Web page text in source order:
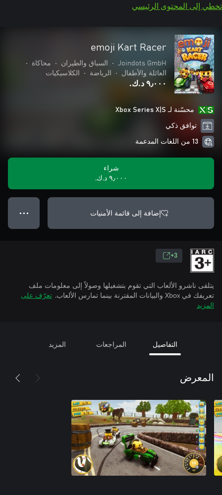
تخطي إلى المحتوى الرئيسي
emoji Kart Racer
Joindots GmbH
• السباق والطيران • محاكاة
•
العائلة والأطفال
• الرياضة • الكلاسيكيات
٩٫٠٠٠ د.ك.‏
محسّنة لـ Xbox Series X|S
توافق ذكي
13 من اللغات المدعمة
شراء
٩٫٠٠٠ د.ك.‏
إضافة إلى قائمة الأمنيات ● ● ●
3+
يتلقى ناشرو الألعاب التي تقوم بتشغيلها وصولاً إلى معلومات ملف
تعريفك في Xbox والبيانات المقترنة بينما تمارس الألعاب.
تعرّف على
المزيد
التفاصيل المراجعات المزيد
المعرض